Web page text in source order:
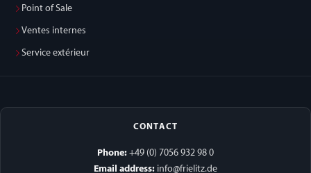
Point of Sale
Ventes internes
Service extérieur
CONTACT
Phone: +49 (0) 7056 932 98 0
Email address: info@frielitz.de